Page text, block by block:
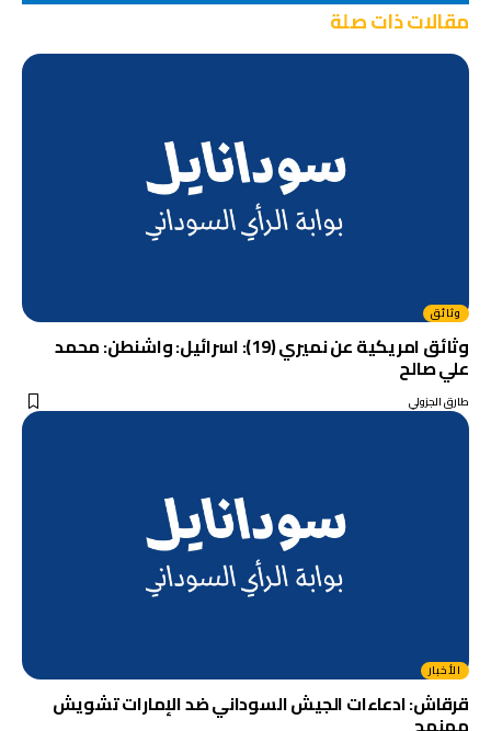
مقالات ذات صلة
وثائق
وثائق امريكية عن نميري (19): اسرائيل: واشنطن: محمد
علي صالح
طارق الجزولي
الأخبار
قرقاش: ادعاءات الجيش السوداني ضد الإمارات تشويش